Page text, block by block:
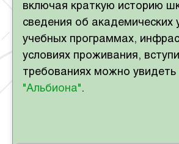
включая краткую историю
сведения об академических
учебных программах,
условиях проживания,
требованиях можно увидеть
"Альбиона".